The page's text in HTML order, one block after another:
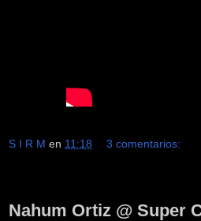
S I R M en 11:18 3 comentarios:
Nahum Ortiz @ Super